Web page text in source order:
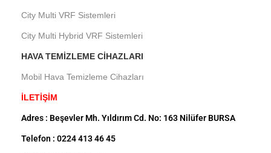
City Multi VRF Sistemleri
City Multi Hybrid VRF Sistemleri
HAVA TEMIZLEME CIHAZLARI
Mobil Hava Temizleme Cihazları
İLETİŞİM
Adres : Beşevler Mh. Yıldırım Cd. No: 163 Nilüfer BURSA
Telefon : 0224 413 46 45